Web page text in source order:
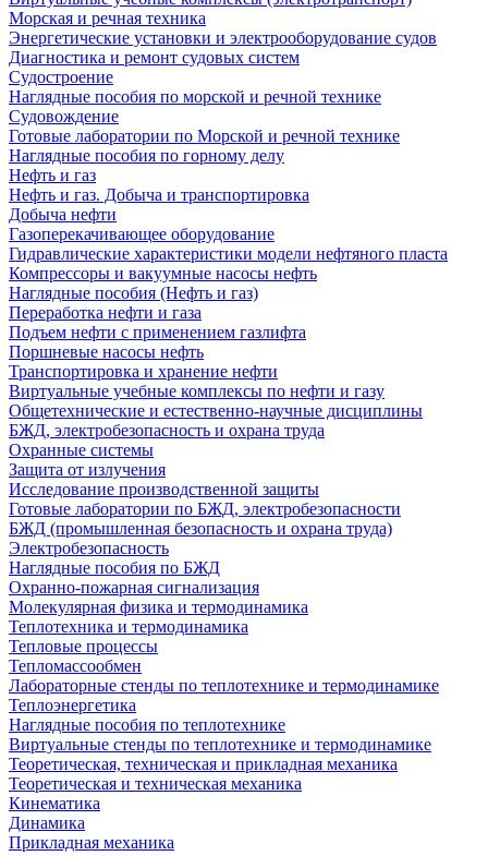
Морская и речная техника
Энергетические установки и электрооборудование судов
Диагностика и ремонт судовых систем
Судостроение
Наглядные пособия по морской и речной технике
Судовождение
Готовые лаборатории по Морской и речной технике
Наглядные пособия по горному делу
Нефть и газ
Нефть и газ. Добыча и транспортировка
Добыча нефти
Газоперекачивающее оборудование
Гидравлические характеристики модели нефтяного пласта
Компрессоры и вакуумные насосы нефть
Наглядные пособия (Нефть и газ)
Переработка нефти и газа
Подъем нефти с применением газлифта
Поршневые насосы нефть
Транспортировка и хранение нефти
Виртуальные учебные комплексы по нефти и газу
Общетехнические и естественно-научные дисциплины
БЖД, электробезопасность и охрана труда
Охранные системы
Защита от излучения
Исследование производственной защиты
Готовые лаборатории по БЖД, электробезопасности
БЖД (промышленная безопасность и охрана труда)
Электробезопасность
Наглядные пособия по БЖД
Охранно-пожарная сигнализация
Молекулярная физика и термодинамика
Теплотехника и термодинамика
Тепловые процессы
Тепломассообмен
Лабораторные стенды по теплотехнике и термодинамике
Теплоэнергетика
Наглядные пособия по теплотехнике
Виртуальные стенды по теплотехнике и термодинамике
Теоретическая, техническая и прикладная механика
Теоретическая и техническая механика
Кинематика
Динамика
Прикладная механика